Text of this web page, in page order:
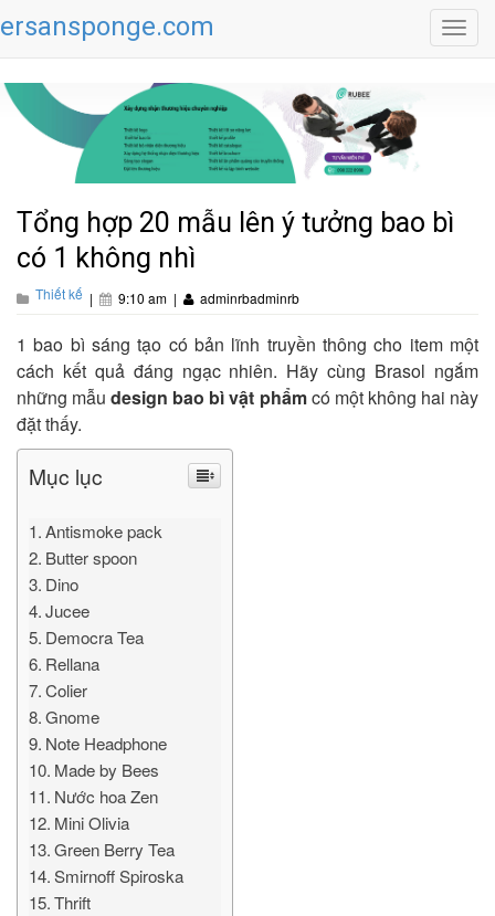
ersansponge.com
Tổng hợp 20 mẫu lên ý tưởng bao bì
có 1 không nhì
Thiết kế | 9:10 am | adminrbadminrb
1 bao bì sáng tạo có bản lĩnh truyền thông cho item một
cách kết quả đáng ngạc nhiên. Hãy cùng Brasol ngắm
những mẫudesign bao bì vật phẩmcó một không hai này
đặt thấy.
Mục lục
Antismoke pack
Butter spoon
Dino
Jucee
Democra Tea
Rellana
Colier
Gnome
Note Headphone
Made by Bees
Nước hoa Zen
Mini Olivia
Green Berry Tea
Smirnoff Spiroska
Thrift